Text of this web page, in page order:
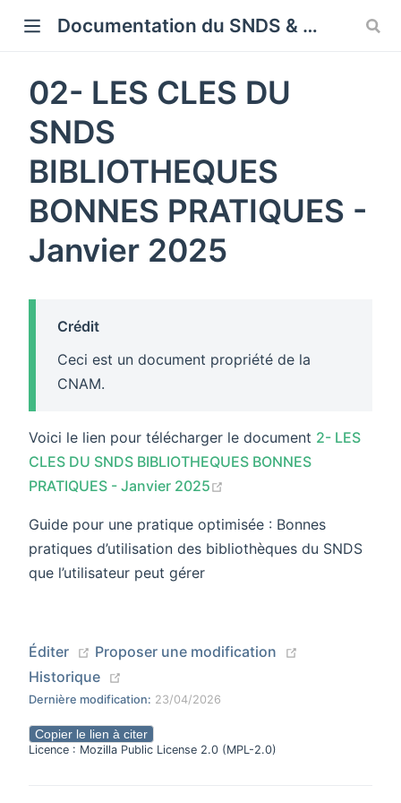
Documentation du SNDS & SNDS OMOP
02- LES CLES DU
SNDS
BIBLIOTHEQUES
BONNES PRATIQUES -
Janvier 2025
Crédit
Ceci est un document propriété de la
CNAM.
Voici le lien pour télécharger le document 2- LES
CLES DU SNDS BIBLIOTHEQUES BONNES
PRATIQUES - Janvier 2025
Guide pour une pratique optimisée : Bonnes
pratiques d’utilisation des bibliothèques du SNDS
que l’utilisateur peut gérer
Éditer (opens new window)
Proposer une modification
Historique
Dernière modification: 23/04/2026
Copier le lien à citer
Licence : Mozilla Public License 2.0 (MPL-2.0)